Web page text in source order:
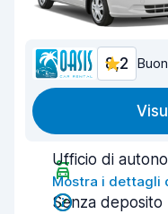
8,2
Ufficio di
Mostra i dettagli
Senza deposito